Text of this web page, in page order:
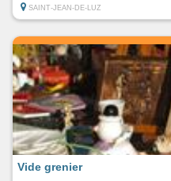
SAINT-JEAN-DE-LUZ
Vide grenier